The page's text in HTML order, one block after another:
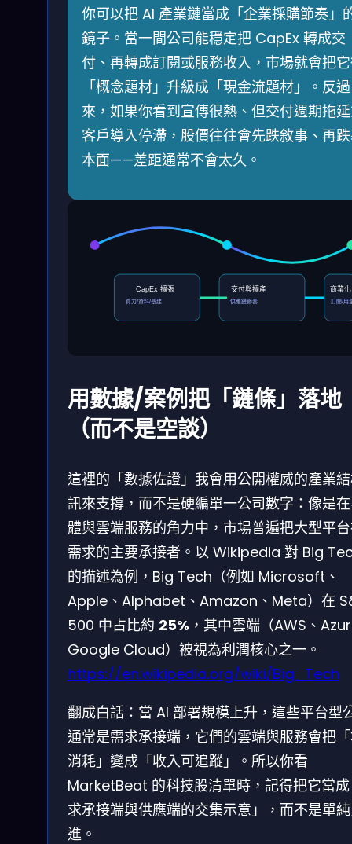
你可以把 AI 產業鏈當成「企業採購節奏」
鏡子。當一間公司能穩定把 CapEx 轉成交
付、再轉成訂閱或服務收入，市場就會把
「概念題材」升級成「現金流題材」。反過
來，如果你看到宣傳很熱、但交付週期拖
客戶導入停滯，股價往往會先跌敘事、再
本面——差距通常不會太久。
CapEx 擴張
算力/資料/基建
交付與擴產
供應鏈節奏
商業化
訂閱/用
用數據/案例把「鏈條」落地
（而不是空談）
這裡的「數據佐證」我會用公開權威的產業
訊來支撐，而不是硬編單一公司數字：像是
體與雲端服務的角力中，市場普遍把大型平
需求的主要承接者。以 Wikipedia 對 Big
的描述為例，Big Tech（例如 Microsoft、
Apple、Alphabet、Amazon、Meta）在
500 中占比約 25% ，其中雲端（AWS、
Google Cloud）被視為利潤核心之一。
https://en.wikipedia.org/wiki/Big_Tech
翻成白話：當 AI 部署規模上升，這些平台型
通常是需求承接端，它們的雲端與服務會把
消耗」變成「收入可追蹤」。所以你看
MarketBeat 的科技股清單時，記得把它當
求承接端與供應端的交集示意」，而不是單
進。